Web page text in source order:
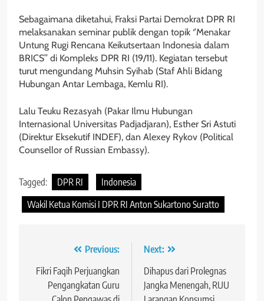
Sebagaimana diketahui, Fraksi Partai Demokrat DPR RI
melaksanakan seminar publik dengan topik ‘’Menakar
Untung Rugi Rencana Keikutsertaan Indonesia dalam
BRICS’’ di Kompleks DPR RI (19/11). Kegiatan tersebut
turut mengundang Muhsin Syihab (Staf Ahli Bidang
Hubungan Antar Lembaga, Kemlu RI).
Lalu Teuku Rezasyah (Pakar Ilmu Hubungan
Internasional Universitas Padjadjaran), Esther Sri Astuti
(Direktur Eksekutif INDEF), dan Alexey Rykov (Political
Counsellor of Russian Embassy).
Tagged: DPR RI
Indonesia
Wakil Ketua Komisi I DPR RI Anton Sukartono Suratto
Navigasi
pos
Previous:
Fikri Faqih Perjuangkan
Pengangkatan Guru
Next:
Dihapus dari Prolegnas
Jangka Menengah, RUU